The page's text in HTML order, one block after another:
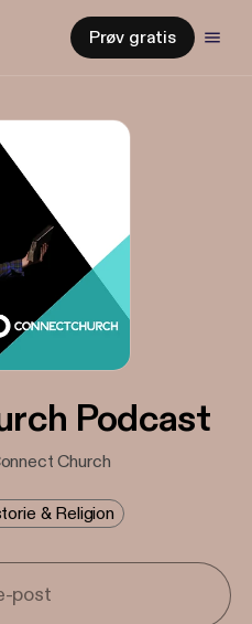
Prøv gratis
Podcast
Church
& Religion